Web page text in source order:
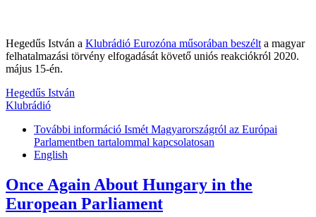
Hegedűs István a Klubrádió Eurozóna műsorában beszélt a magyar
felhatalmazási törvény elfogadását követő uniós reakciókról 2020.
május 15-én.
Hegedűs István
Klubrádió
További információ Ismét Magyarországról az Európai
Parlamentben tartalommal kapcsolatosan
English
Once Again About Hungary in the
European Parliament